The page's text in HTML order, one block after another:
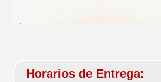
Horarios de Entrega: